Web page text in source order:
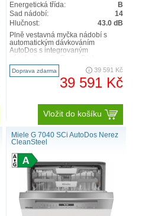
Energetická třída:
B
Sad nádobí:
14
Hlučnost:
43.0 dB
Plně vestavná myčka nádobí s
automatickým dávkováním
AutoDos s integrovaným
Inovativní design a max. komfort –
příborová zá..
Doprava zdarma 39 591 Kč
39 591 Kč
Vložit do košíku
Miele G 7040 SCi AutoDos Nerez
CleanSteel